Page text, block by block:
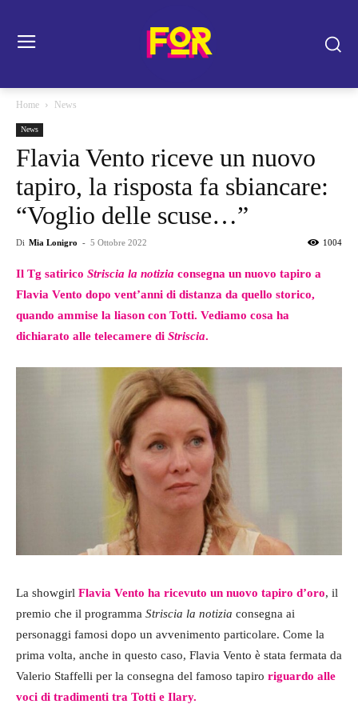
Home News
News
Flavia Vento riceve un nuovo
tapiro, la risposta fa sbiancare:
“Voglio delle scuse…”
Di Mia Lonigro - 5 Ottobre 2022 1004
Il Tg satirico Striscia la notizia consegna un nuovo tapiro a
Flavia Vento dopo vent’anni di distanza da quello storico,
quando ammise la liason con Totti. Vediamo cosa ha
dichiarato alle telecamere di Striscia.
La showgirl Flavia Vento ha ricevuto un nuovo tapiro d’oro, il
premio che il programma Striscia la notizia consegna ai
personaggi famosi dopo un avvenimento particolare. Come la
prima volta, anche in questo caso, Flavia Vento è stata fermata da
Valerio Staffelli per la consegna del famoso tapiro riguardo alle
voci di tradimenti tra Totti e Ilary.